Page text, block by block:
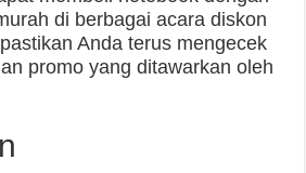
di berbagai acara diskon
Anda terus mengecek
promo yang ditawarkan oleh